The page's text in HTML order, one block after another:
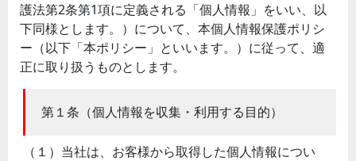
護法第2条第1項に定義される「個人情報」をいい、以
下同様とします。）について、本個人情報保護ポリシ
ー（以下「本ポリシー」といいます。）に従って、適
正に取り扱うものとします。
第１条（個人情報を収集・利用する目的）
（１）当社は、お客様から取得した個人情報につい